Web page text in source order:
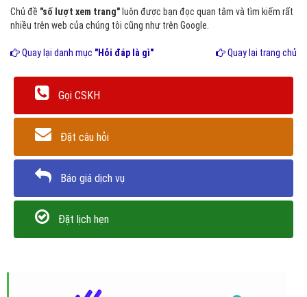
Chủ đề "số lượt xem trang" luôn được bạn đọc quan tâm và tìm kiếm rất
nhiều trên web của chúng tôi cũng như trên Google.
Quay lại danh mục "Hỏi đáp là gì" Quay lại trang chủ
Gọi CSKH
Đặt câu hỏi
Báo giá dịch vụ
Đặt lịch hẹn